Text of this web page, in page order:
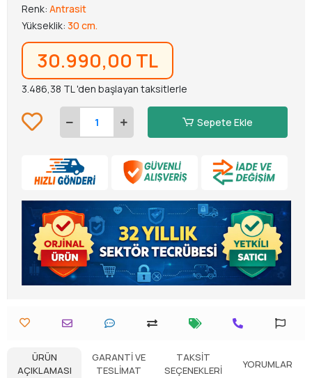
Renk: Antrasit
Yükseklik: 30 cm.
30.990,00 TL
3.486,38 TL 'den başlayan taksitlerle
Sepete Ekle
ÜRÜN
AÇIKLAMASI
GARANTI VE
TESLIMAT
TAKSIT
SEÇENEKLERI
YORUMLAR